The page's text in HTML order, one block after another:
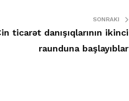
SONRAKI
ticarət danışıqlarının ikinci
raunduna başlayıblar